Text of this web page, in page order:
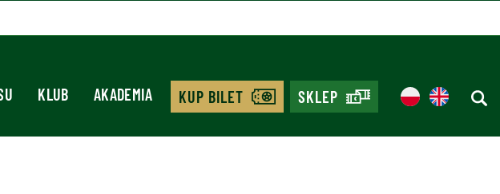
KLUB AKADEMIA KUP BILET SKLEP